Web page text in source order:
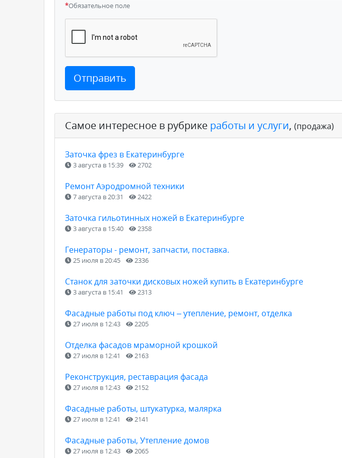
*Обязательное поле
Отправить
Самое интересное в рубрике работы и услуги, (продажа)
Заточка фрез в Екатеринбурге
3 августа в 15:39 2702
Ремонт Аэродромной техники
7 августа в 20:31 2422
Заточка гильотинных ножей в Екатеринбурге
3 августа в 15:40 2358
Генераторы - ремонт, запчасти, поставка.
25 июля в 20:45 2336
Станок для заточки дисковых ножей купить в Екатеринбурге
3 августа в 15:41 2313
Фасадные работы под ключ – утепление, ремонт, отделка
27 июля в 12:43 2205
Отделка фасадов мраморной крошкой
27 июля в 12:41 2163
Реконструкция, реставрация фасада
27 июля в 12:43 2152
Фасадные работы, штукатурка, малярка
27 июля в 12:41 2141
Фасадные работы, Утепление домов
27 июля в 12:43 2065